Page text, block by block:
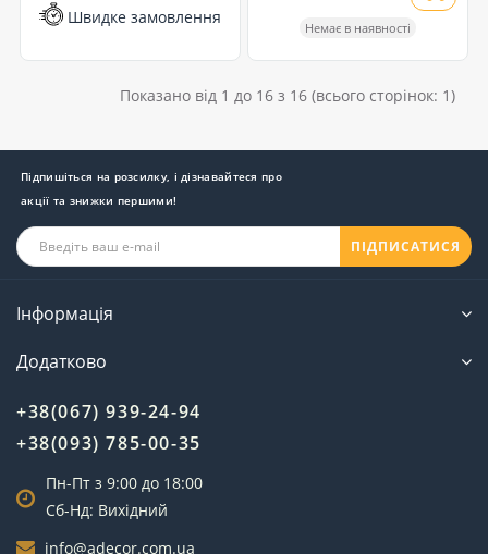
Швидке замовлення
Немає в наявності
Показано від 1 до 16 з 16 (всього сторінок: 1)
Підпишіться на розсилку, і дізнавайтеся про
акції та знижки першими!
ПІДПИСАТИСЯ
Інформація
Додатково
+38(067) 939-24-94
+38(093) 785-00-35
Пн-Пт з 9:00 до 18:00
Сб-Нд: Вихідний
info@adecor.com.ua